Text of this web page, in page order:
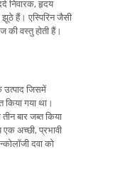
निवारक, हृदय
झूठे हैं। एस्पिरिन जैसी
की वस्तु होती हैं।
उत्पाद जिसमें
गया था।
बार जब्त किया
अच्छी, प्रभावी
दवा को